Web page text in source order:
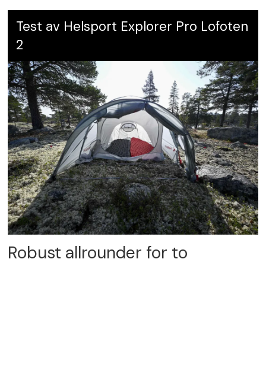
Test av Helsport Explorer Pro Lofoten
2
Robust allrounder for to